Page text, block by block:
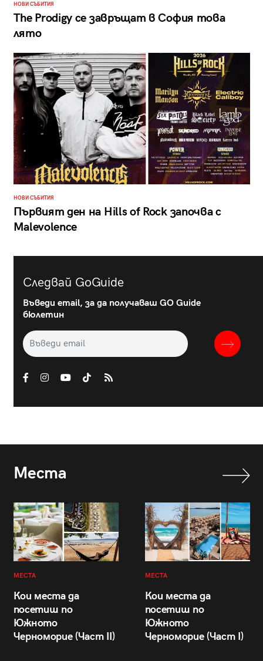
НОВИ СЪБИТИЯ
The Prodigy се завръщат в София това
лято
НОВИ СЪБИТИЯ
Първият ден на Hills of Rock започва с
Malevolence
Следвай GoGuide
Въведи email, за да получаваш GO Guide
бюлетин
Места
МЕСТА
Кои места да
посетиш по
Южното
Черноморие (Част II)
МЕСТА
Кои места да
посетиш по
Южното
Черноморие (Част I)